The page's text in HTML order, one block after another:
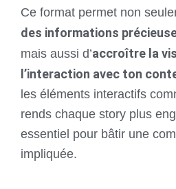
Ce format permet non
des informations
mais aussi d’accroître la
l’interaction avec ton
les éléments interactifs
rends chaque story plus
essentiel pour bâtir une
impliquée.